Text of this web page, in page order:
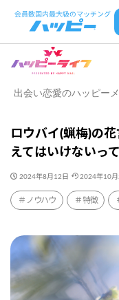
出会い恋愛のハッピー
ロウバイ(蝋梅)の
えてはいけないっ
2024年8月12日 2024年10月
ノウハウ 特徴